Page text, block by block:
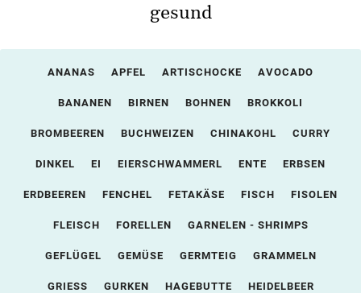
gesund
ANANAS APFEL ARTISCHOCKE AVOCADO
BANANEN BIRNEN BOHNEN BROKKOLI
BROMBEEREN BUCHWEIZEN CHINAKOHL CURRY
DINKEL EI EIERSCHWAMMERL ENTE ERBSEN
ERDBEEREN FENCHEL FETAKÄSE FISCH FISOLEN
FLEISCH FORELLEN GARNELEN - SHRIMPS
GEFLÜGEL GEMÜSE GERMTEIG GRAMMELN
GRIESS GURKEN HAGEBUTTE HEIDELBEER